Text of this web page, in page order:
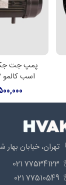
افزودنپمپ جت
اسب کالمو FSR 65-160/92
تهران، خیابان بهار
77534123 021
77510549 021